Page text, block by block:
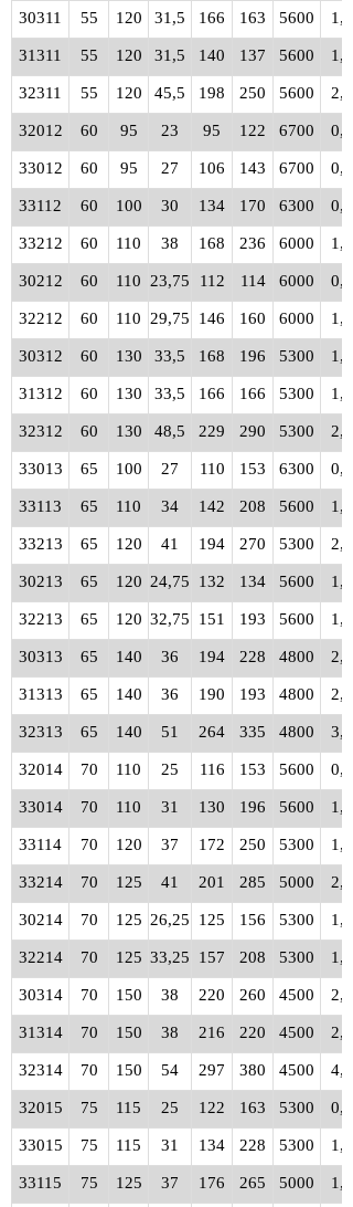
30311 55 120 31,5 166 163 5600 1,55
31311 55 120 31,5 140 137 5600 1,55
32311 55 120 45,5 198 250 5600 2,30
32012 60 95 23 95 122 6700 0,59
33012 60 95 27 106 143 6700 0,71
33112 60 100 30 134 170 6300 0,92
33212 60 110 38 168 236 6000 1,60
30212 60 110 23,75 112 114 6000 0,88
32212 60 110 29,75 146 160 6000 1,15
30312 60 130 33,5 168 196 5300 1,95
31312 60 130 33,5 166 166 5300 1,90
32312 60 130 48,5 229 290 5300 2,85
33013 65 100 27 110 153 6300 0,78
33113 65 110 34 142 208 5600 1,30
33213 65 120 41 194 270 5300 2,05
30213 65 120 24,75 132 134 5600 1,15
32213 65 120 32,75 151 193 5600 1,50
30313 65 140 36 194 228 4800 2,40
31313 65 140 36 190 193 4800 2,35
32313 65 140 51 264 335 4800 3,45
32014 70 110 25 116 153 5600 0,84
33014 70 110 31 130 196 5600 1,10
33114 70 120 37 172 250 5300 1,70
33214 70 125 41 201 285 5000 2,10
30214 70 125 26,25 125 156 5300 1,25
32214 70 125 33,25 157 208 5300 1,60
30314 70 150 38 220 260 4500 2,90
31314 70 150 38 216 220 4500 2,95
32314 70 150 54 297 380 4500 4,30
32015 75 115 25 122 163 5300 0,90
33015 75 115 31 134 228 5300 1,15
33115 75 125 37 176 265 5000 1,80